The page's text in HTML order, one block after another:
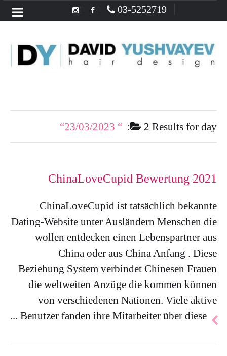
03-5252719
2 Results for day:
ChinaLoveCupid Bewertung 2021
ChinaLoveCupid ist tatsächlich bekannte
Dating-Website unter Ausländern Menschen die
wollen entdecken einen Lebenspartner aus
China oder aus China Anfang . Diese
Beziehung System verbindet Chinesen Frauen
die weltweiten Anzüge die kommen können
von verschiedenen Nationen. Viele aktive
Benutzer fanden ihre Mitarbeiter über diese ...
להמשך